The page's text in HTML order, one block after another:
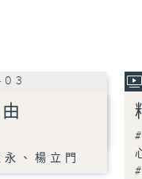
03
、楊立門